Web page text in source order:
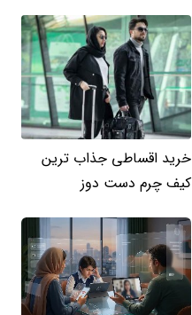
خرید اقساطی جذاب ترین
کیف چرم دست دوز